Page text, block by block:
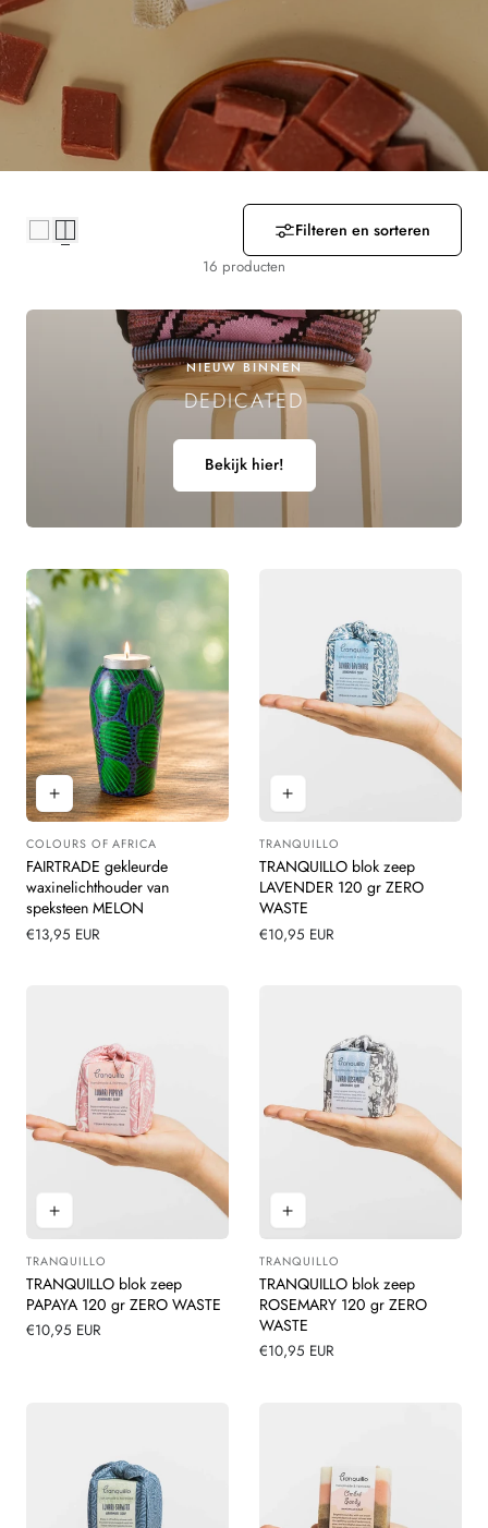
Z
A
M
E
N
Filteren en sorteren
16 producten
NIEUW BINNEN
DEDICATED
Bekijk hier!
Leverancier:
COLOURS OF AFRICA
FAIRTRADE gekleurde
waxinelichthouder van
speksteen MELON
Normale
€13,95 EUR
Leverancier:
TRANQUILLO
TRANQUILLO blok zeep
LAVENDER 120 gr ZERO
WASTE
Normale
€10,95 EUR
Leverancier:
TRANQUILLO
TRANQUILLO blok zeep
PAPAYA 120 gr ZERO WASTE
Normale
€10,95 EUR
Leverancier:
TRANQUILLO
TRANQUILLO blok zeep
ROSEMARY 120 gr ZERO
WASTE
Normale
€10,95 EUR